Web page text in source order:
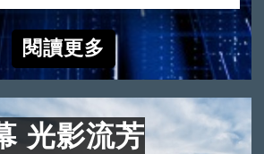
閱讀更多
光影流芳